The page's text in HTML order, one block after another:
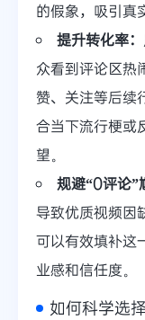
的假象，吸引真
提升转化率：
众看到评论区热
赞、关注等后续
合当下流行梗或
望。
规避“0评论”
导致优质视频因
可以有效填补这
业感和信任度。
如何科学选